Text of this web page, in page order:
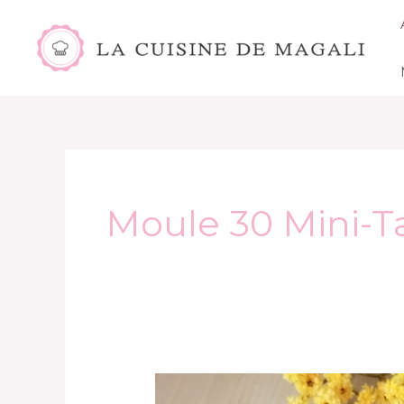
contenu
Moule 30 Mini-